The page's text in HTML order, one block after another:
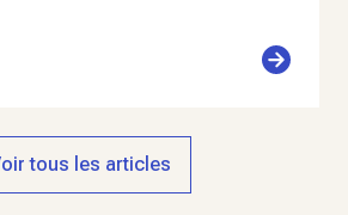
tous les articles